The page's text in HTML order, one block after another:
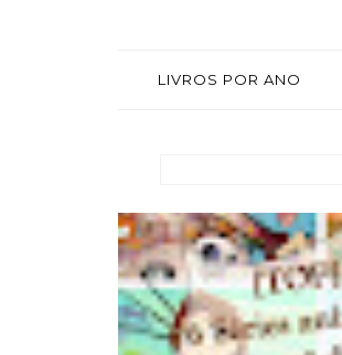
LIVROS POR ANO